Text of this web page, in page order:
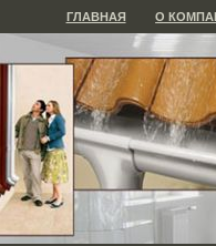
ГЛАВНАЯ О